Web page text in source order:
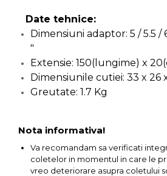
Dinamometric
Truse reparatii anvelope
Schimbare Lichid Frana
Date tehnice:
Dimensiuni adaptor: 5 / 5.5 /
"
Extensie: 150(lungime) x
Dimensiunile cutiei: 33 x 26
Greutate: 1.7 Kg
Nota informativa!
Va recomandam sa verificati
coletelor in momentul in care le
vreo deteriorare asupra coletului